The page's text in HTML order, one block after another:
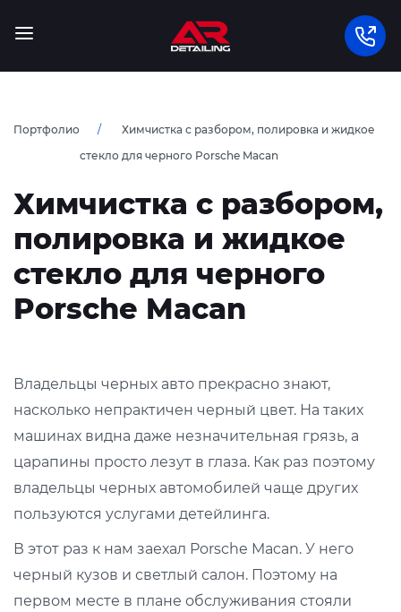
Портфолио
Химчистка с разбором, полировка и жидкое
стекло для черного Porsche Macan
Химчистка с разбором,
полировка и жидкое
стекло для черного
Porsche Macan
Владельцы черных авто прекрасно знают,
насколько непрактичен черный цвет. На таких
машинах видна даже незначительная грязь, а
царапины просто лезут в глаза. Как раз поэтому
владельцы черных автомобилей чаще других
пользуются услугами детейлинга.
В этот раз к нам заехал Porsche Macan. У него
черный кузов и светлый салон. Поэтому на
первом месте в плане обслуживания стояли